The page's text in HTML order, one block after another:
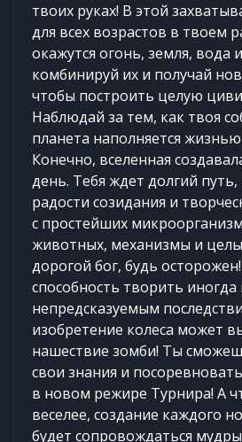
твоих руках! В этой
для всех возрастов в твоем
окажутся огонь, земля, вода
комбинируй их и получай
чтобы построить целую
Наблюдай за тем, как твоя
планета наполняется
Конечно, вселенная
день. Тебя ждет долгий
радости созидания и
с простейших
животных, механизмы и
дорогой бог, будь
способность творить
непредсказуемым
изобретение колеса может
нашествие зомби! Ты
свои знания и
в новом режире Турнира! А
веселее, создание каждого
будет сопровождаться